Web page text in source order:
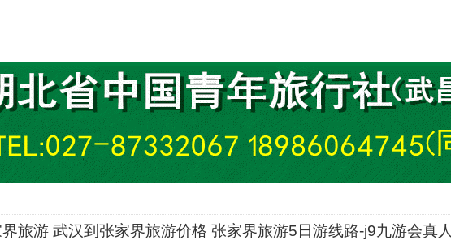
旅游 武汉到张家界旅游价格 张家界旅游5日游线路-j9九游会真人